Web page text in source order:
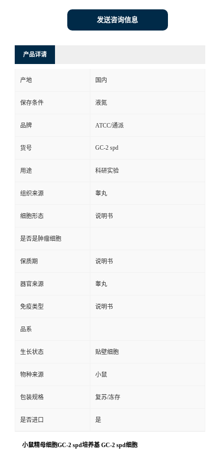
发送咨询信息
产品详请
产地 国内
保存条件 液氮
品牌 ATCC/通派
货号 GC-2 spd
用途 科研实验
组织来源 睾丸
细胞形态 说明书
是否是肿瘤细胞
保质期 说明书
器官来源 睾丸
免疫类型 说明书
品系
生长状态 贴壁细胞
物种来源 小鼠
包装规格 复苏/冻存
是否进口 是
小鼠精母细胞GC-2 spd培养基 GC-2 spd细胞